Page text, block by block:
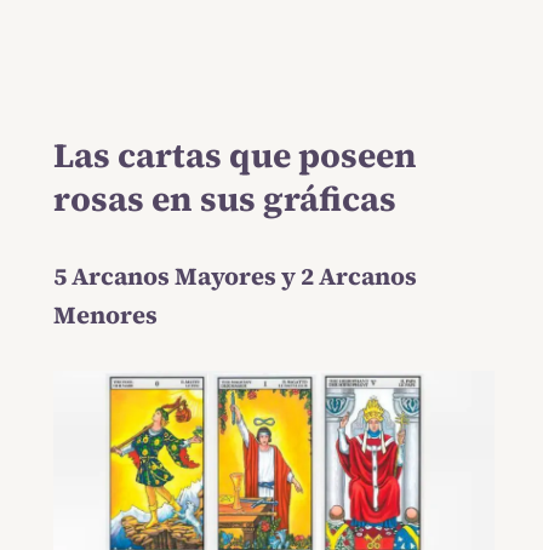
Las cartas que poseen
rosas en sus gráficas
5 Arcanos Mayores y 2 Arcanos
Menores